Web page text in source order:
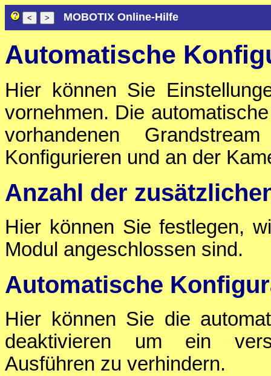
MOBOTIX Online-Hilfe
Automatische
Hier können Sie
vornehmen. Die
vorhandenen
Konfigurieren und an der
Anzahl der
Hier können Sie festlegen,
Modul angeschlossen sind.
Automatische
Hier können Sie die
deaktivieren um ein
Ausführen zu verhindern.